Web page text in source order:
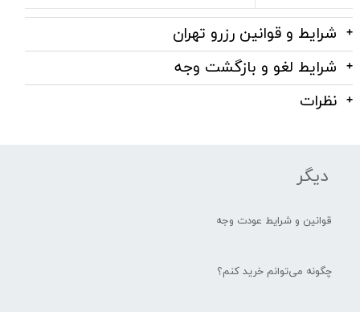
شرایط و قوانین رزرو تهران
شرایط لغو و بازگشت وجه
نظرات
دیگر
قوانین و شرایط عودت وجه
چگونه می‌توانم خرید کنم؟